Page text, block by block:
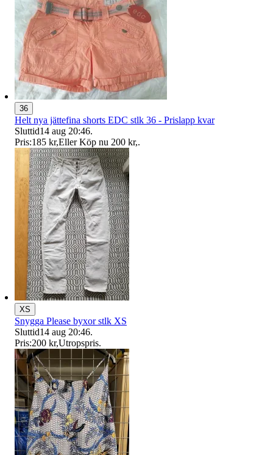
36
Helt nya jättefina shorts EDC stlk 36 - Prislapp kvar
Sluttid14 aug 20:46.
Pris:185 kr,Eller Köp nu 200 kr,.
XS
Snygga Please byxor stlk XS
Sluttid14 aug 20:46.
Pris:200 kr,Utropspris.